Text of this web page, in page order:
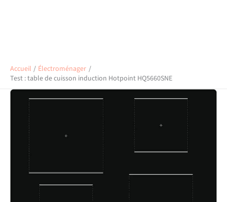
Accueil
Électroménager
Test : table de cuisson induction Hotpoint HQ5660SNE